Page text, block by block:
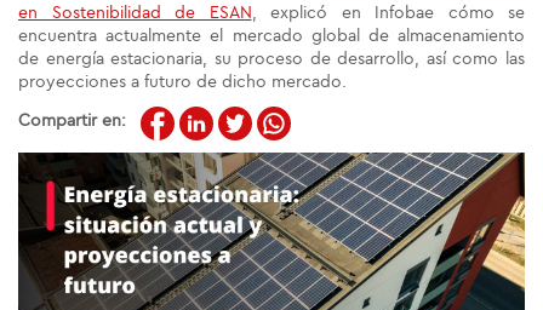
en Sostenibilidad de ESAN , explicó en Infobae cómo se
encuentra actualmente el mercado global de almacenamiento
de energía estacionaria, su proceso de desarrollo, así como las
proyecciones a futuro de dicho mercado.
Compartir en: